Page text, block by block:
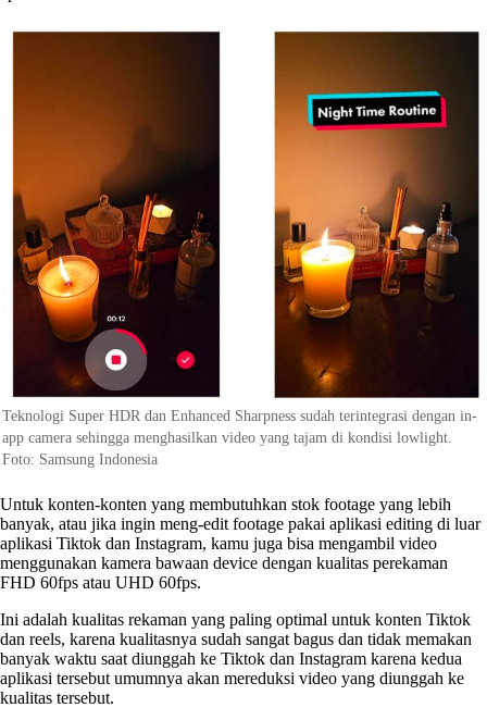
Teknologi Super HDR dan Enhanced Sharpness sudah terintegrasi dengan in-
app camera sehingga menghasilkan video yang tajam di kondisi lowlight.
Foto: Samsung Indonesia
Untuk konten-konten yang membutuhkan stok footage yang lebih
banyak, atau jika ingin meng-edit footage pakai aplikasi editing di luar
aplikasi Tiktok dan Instagram, kamu juga bisa mengambil video
menggunakan kamera bawaan device dengan kualitas perekaman
FHD 60fps atau UHD 60fps.
Ini adalah kualitas rekaman yang paling optimal untuk konten Tiktok
dan reels, karena kualitasnya sudah sangat bagus dan tidak memakan
banyak waktu saat diunggah ke Tiktok dan Instagram karena kedua
aplikasi tersebut umumnya akan mereduksi video yang diunggah ke
kualitas tersebut.